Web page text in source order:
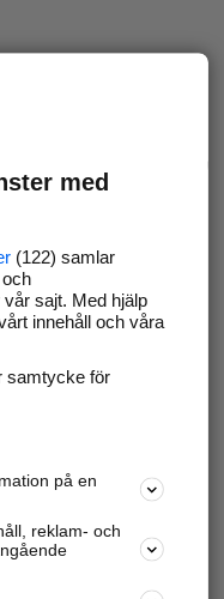
med
(122) samlar
sajt. Med hjälp
innehåll och våra
samtycke för
på en
reklam- och